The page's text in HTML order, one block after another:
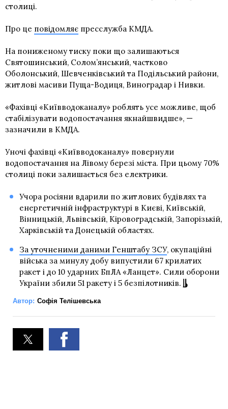
столиці.
Про це повідомляє пресслужба КМДА.
На пониженому тиску поки що залишаються
Святошинський, Солом’янський, частково
Оболонський, Шевченківський та Подільський райони,
житлові масиви Пуща-Водиця, Виноградар і Нивки.
«Фахівці «Київводоканалу» роблять усе можливе, щоб
стабілізувати водопостачання якнайшвидше», —
зазначили в КМДА.
Уночі фахівці «Київводоканалу» повернули
водопостачання на Лівому березі міста. При цьому 70%
столиці поки залишається без електрики.
Учора росіяни вдарили по житлових будівлях та
енергетичній інфраструктурі в Києві, Київській,
Вінницькій, Львівській, Кіровоградській, Запорізькій,
Харківській та Донецькій областях.
За уточненими даними Генштабу ЗСУ, окупаційні
війська за минулу добу випустили 67 крилатих
ракет і до 10 ударних БпЛА «Ланцет». Сили оборони
України збили 51 ракету і 5 безпілотників.
Автор: Софія Телішевська